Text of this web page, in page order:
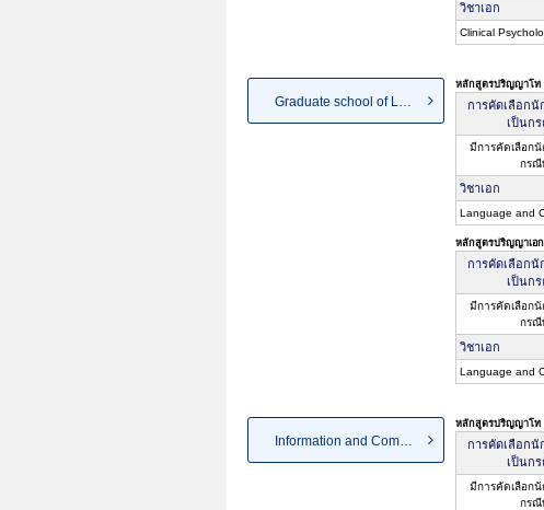
วิชาเอก
Clinical
Graduate school of Language a...
หลักสูตรปริญญาโท
การคัดเลือกนั
เป็นก
มีการคัดเลือก
กรณี
วิชาเอก
Language and
หลักสูตรปริญญาเอ
การคัดเลือกนั
เป็นก
มีการคัดเลือก
กรณี
วิชาเอก
Language and
Information and Communication
หลักสูตรปริญญาโท
การคัดเลือกนั
เป็นก
มีการคัดเลือก
กรณี